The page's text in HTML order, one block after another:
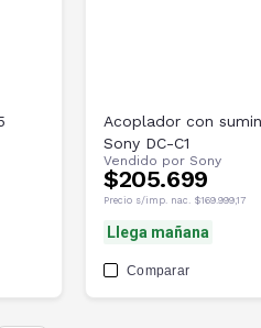
Acoplador con
Sony DC-C1
Vendido por Sony
$205.699
Precio s/imp. nac. $169.999,17
Llega mañana
Comparar